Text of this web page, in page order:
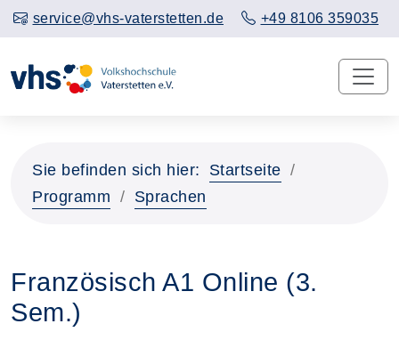
service@vhs-vaterstetten.de +49 8106 359035
Sie befinden sich hier:
Startseite
Programm
Sprachen
Französisch A1 Online (3.
Sem.)